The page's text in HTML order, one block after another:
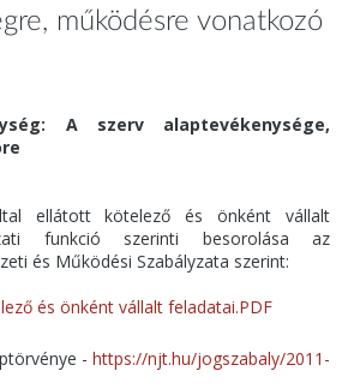
működésre vonatkozó
A szerv alaptevékenysége,
ellátott kötelező és önként vállalt
funkció szerinti besorolása az
és Működési Szabályzata szerint:
és önként vállalt feladatai.PDF
- https://njt.hu/jogszabaly/2011-